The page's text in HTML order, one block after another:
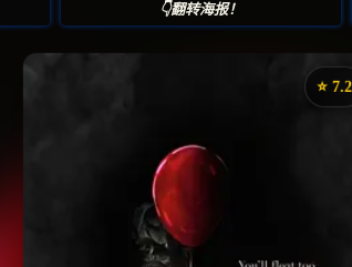
👇翻转海报！
⭐️ 7.2
⭐️ 评分：7.2 | 🎬 2017年